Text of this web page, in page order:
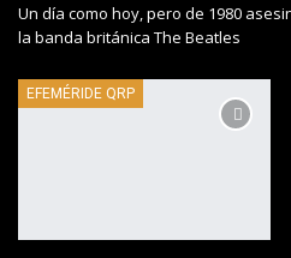
Un día como hoy, pero de 1980
la banda británica The Beatles
EFEMÉRIDE QRP